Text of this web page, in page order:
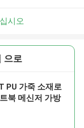
시오
으로
PU 가죽 소재로
북 메신저 가방